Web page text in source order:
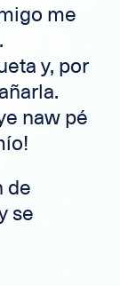
me
y, por
naw pé
de
se